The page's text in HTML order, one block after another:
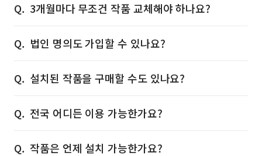
3개월마다 무조건 작품 교체해야 하나요?
법인 명의도 가입할 수 있나요?
설치된 작품을 구매할 수도 있나요?
전국 어디든 이용 가능한가요?
작품은 언제 설치 가능한가요?